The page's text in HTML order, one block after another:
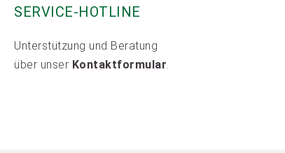
SERVICE-HOTLINE
Unterstützung und Beratung
über unser Kontaktformular.